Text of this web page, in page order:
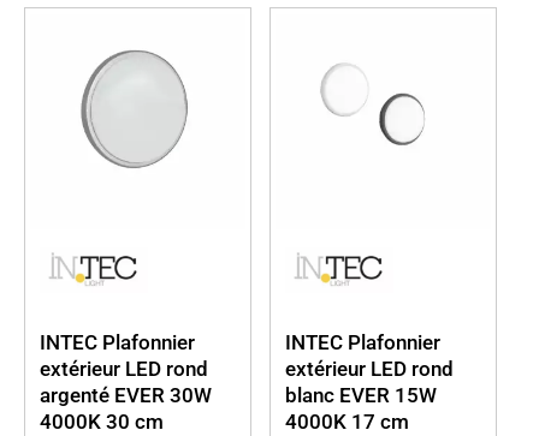
INTEC Plafonnier
extérieur LED rond
argenté EVER 30W
4000K 30 cm
INTEC Plafonnier
extérieur LED rond
blanc EVER 15W
4000K 17 cm